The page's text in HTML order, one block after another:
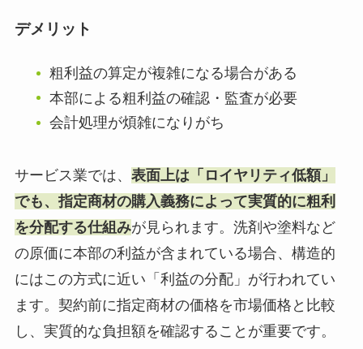
デメリット
粗利益の算定が複雑になる場合がある
本部による粗利益の確認・監査が必要
会計処理が煩雑になりがち
サービス業では、 表面上は「ロイヤリティ低額」
でも、指定商材の購入義務によって実質的に粗利
を分配する仕組みが見られます。洗剤や塗料など
の原価に本部の利益が含まれている場合、構造的
にはこの方式に近い「利益の分配」が行われてい
ます。契約前に指定商材の価格を市場価格と比較
し、実質的な負担額を確認することが重要です。